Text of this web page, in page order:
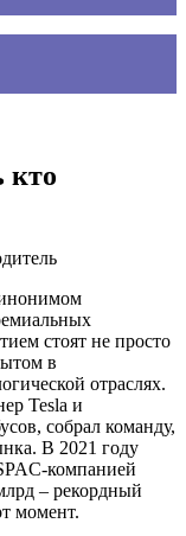
кто
стоят не просто
в
отраслях.
Tesla и
собрал команду,
В 2021 году
компанией
– рекордный
момент.